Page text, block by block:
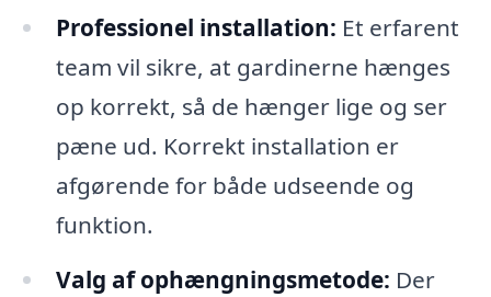
Professionel installation: Et erfarent
team vil sikre, at gardinerne hænges
op korrekt, så de hænger lige og ser
pæne ud. Korrekt installation er
afgørende for både udseende og
funktion.
Valg af ophængningsmetode: Der